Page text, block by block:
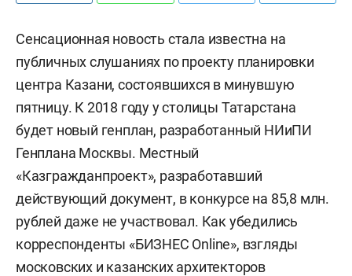
Сенсационная новость стала известна на
публичных слушаниях по проекту планировки
центра Казани, состоявшихся в минувшую
пятницу. К 2018 году у столицы Татарстана
будет новый генплан, разработанный НИиПИ
Генплана Москвы. Местный
«Казгражданпроект», разработавший
действующий документ, в конкурсе на 85,8 млн.
рублей даже не участвовал. Как убедились
корреспонденты «БИЗНЕС Online», взгляды
московских и казанских архитекторов